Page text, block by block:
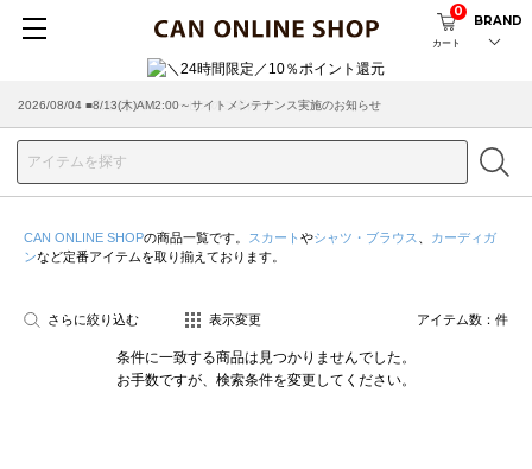
カート
0
BRAND
2026/08/04 ■8/13(木)AM2:00～サイトメンテナンス実施のお知らせ
CAN ONLINE SHOPの商品一覧です。 スカート やシャツ・ブラウス
カーディガ
ンなど定番アイテムを取り揃えております。
さらに絞り込む 表示変更 アイテム数： 件
条件に一致する商品は見つかりませんでした。
お手数ですが、検索条件を変更してください。